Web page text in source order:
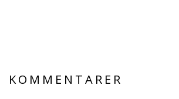
KOMMENTARER